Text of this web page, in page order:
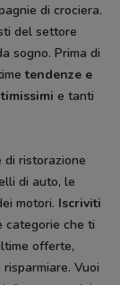
di crociera.
del settore
sogno. Prima di
tendenze e
e tanti
di ristorazione
di auto, le
motori. Iscriviti
categorie che ti
offerte,
Vuoi